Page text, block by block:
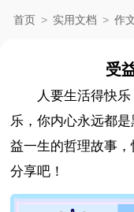
首页 > 实用文档 > 作
受
人要生活得快
乐，你内心永远都
益一生的哲理故事
分享吧！